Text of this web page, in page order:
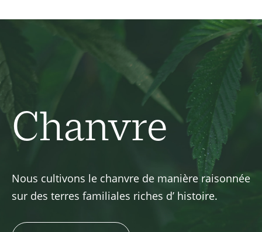
Chanvre
Nous cultivons le chanvre de manière raisonnée
sur des terres familiales riches d’ histoire.